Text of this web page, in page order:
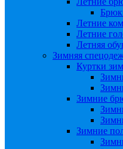
Летние
Летние
Летняя
Зимняя
Куртки
Зимние
Зимние